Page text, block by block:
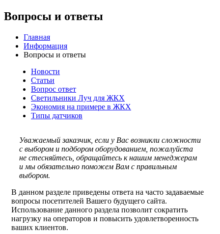
Вопросы и ответы
Главная
Информация
Вопросы и ответы
Новости
Статьи
Вопрос ответ
Светильники Луч для ЖКХ
Экономия на примере в ЖКХ
Типы датчиков
Уважаемый заказчик, если у Вас возникли сложности
с выбором и подбором оборудованием, пожалуйста
не стесняйтесь, обращайтесь к нашим менеджерам
и мы обязательно поможем Вам с правильным
выбором.
В данном разделе приведены ответа на часто задаваемые
вопросы посетителей Вашего будущего сайта.
Использование данного раздела позволит сократить
нагрузку на операторов и повысить удовлетворенность
ваших клиентов.